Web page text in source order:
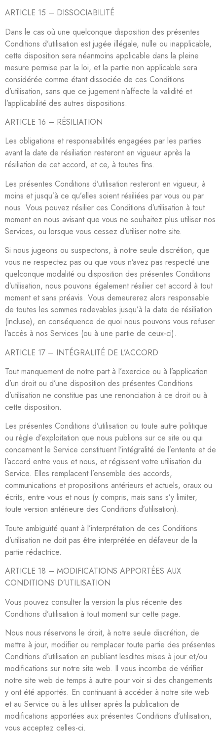
ARTICLE 15 – DISSOCIABILITÉ
Dans le cas où une quelconque disposition des présentes
Conditions d’utilisation est jugée illégale, nulle ou inapplicable,
cette disposition sera néanmoins applicable dans la pleine
mesure permise par la loi, et la partie non applicable sera
considérée comme étant dissociée de ces Conditions
d’utilisation, sans que ce jugement n’affecte la validité et
l’applicabilité des autres dispositions.
ARTICLE 16 – RÉSILIATION
Les obligations et responsabilités engagées par les parties
avant la date de résiliation resteront en vigueur après la
résiliation de cet accord, et ce, à toutes fins.
Les présentes Conditions d’utilisation resteront en vigueur, à
moins et jusqu’à ce qu’elles soient résiliées par vous ou par
nous. Vous pouvez résilier ces Conditions d’utilisation à tout
moment en nous avisant que vous ne souhaitez plus utiliser nos
Services, ou lorsque vous cessez d’utiliser notre site.
Si nous jugeons ou suspectons, à notre seule discrétion, que
vous ne respectez pas ou que vous n’avez pas respecté une
quelconque modalité ou disposition des présentes Conditions
d’utilisation, nous pouvons également résilier cet accord à tout
moment et sans préavis. Vous demeurerez alors responsable
de toutes les sommes redevables jusqu’à la date de résiliation
(incluse), en conséquence de quoi nous pouvons vous refuser
l’accès à nos Services (ou à une partie de ceux-ci).
ARTICLE 17 – INTÉGRALITÉ DE L’ACCORD
Tout manquement de notre part à l’exercice ou à l’application
d’un droit ou d’une disposition des présentes Conditions
d’utilisation ne constitue pas une renonciation à ce droit ou à
cette disposition.
Les présentes Conditions d’utilisation ou toute autre politique
ou règle d’exploitation que nous publions sur ce site ou qui
concernent le Service constituent l’intégralité de l’entente et de
l’accord entre vous et nous, et régissent votre utilisation du
Service. Elles remplacent l’ensemble des accords,
communications et propositions antérieurs et actuels, oraux ou
écrits, entre vous et nous (y compris, mais sans s’y limiter,
toute version antérieure des Conditions d’utilisation).
Toute ambiguïté quant à l’interprétation de ces Conditions
d’utilisation ne doit pas être interprétée en défaveur de la
partie rédactrice.
ARTICLE 18 – MODIFICATIONS APPORTÉES AUX
CONDITIONS D’UTILISATION
Vous pouvez consulter la version la plus récente des
Conditions d’utilisation à tout moment sur cette page.
Nous nous réservons le droit, à notre seule discrétion, de
mettre à jour, modifier ou remplacer toute partie des présentes
Conditions d’utilisation en publiant lesdites mises à jour et/ou
modifications sur notre site web. Il vous incombe de vérifier
notre site web de temps à autre pour voir si des changements
y ont été apportés. En continuant à accéder à notre site web
et au Service ou à les utiliser après la publication de
modifications apportées aux présentes Conditions d’utilisation,
vous acceptez celles-ci.